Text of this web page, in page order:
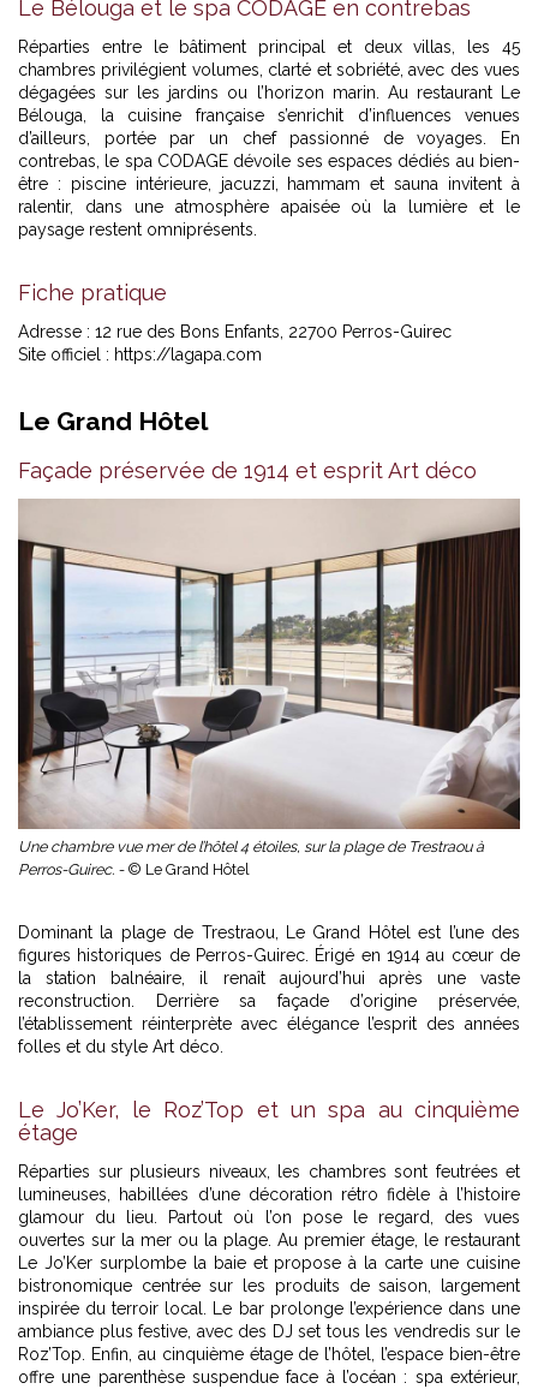
Le Bélouga et le spa CODAGE en contrebas
Réparties entre le bâtiment principal et deux villas, les 45
chambres privilégient volumes, clarté et sobriété, avec des vues
dégagées sur les jardins ou l’horizon marin. Au restaurant Le
Bélouga, la cuisine française s’enrichit d’influences venues
d’ailleurs, portée par un chef passionné de voyages. En
contrebas, le spa CODAGE dévoile ses espaces dédiés au bien-
être : piscine intérieure, jacuzzi, hammam et sauna invitent à
ralentir, dans une atmosphère apaisée où la lumière et le
paysage restent omniprésents.
Fiche pratique
Adresse : 12 rue des Bons Enfants, 22700 Perros-Guirec
Site officiel : https://lagapa.com
Le Grand Hôtel
Façade préservée de 1914 et esprit Art déco
Une chambre vue mer de l’hôtel 4 étoiles, sur la plage de Trestraou à
Perros-Guirec. - © Le Grand Hôtel
Dominant la plage de Trestraou, Le Grand Hôtel est l’une des
figures historiques de Perros-Guirec. Érigé en 1914 au cœur de
la station balnéaire, il renaît aujourd’hui après une vaste
reconstruction. Derrière sa façade d’origine préservée,
l’établissement réinterprète avec élégance l’esprit des années
folles et du style Art déco.
Le Jo’Ker, le Roz’Top et un spa au cinquième
étage
Réparties sur plusieurs niveaux, les chambres sont feutrées et
lumineuses, habillées d’une décoration rétro fidèle à l’histoire
glamour du lieu. Partout où l’on pose le regard, des vues
ouvertes sur la mer ou la plage. Au premier étage, le restaurant
Le Jo’Ker surplombe la baie et propose à la carte une cuisine
bistronomique centrée sur les produits de saison, largement
inspirée du terroir local. Le bar prolonge l’expérience dans une
ambiance plus festive, avec des DJ set tous les vendredis sur le
Roz’Top. Enfin, au cinquième étage de l’hôtel, l’espace bien-être
offre une parenthèse suspendue face à l’océan : spa extérieur,